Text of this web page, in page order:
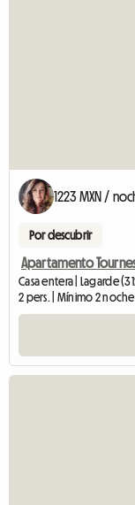
1223 MXN /
Por descubrir
Apartamento
Casa entera | Lagarde
2 pers. | Mínimo 2